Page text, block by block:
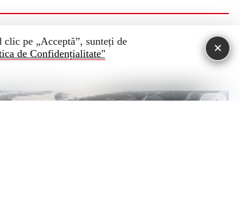
×
pe „Acceptă”, sunteți de
de Confidențialitate"